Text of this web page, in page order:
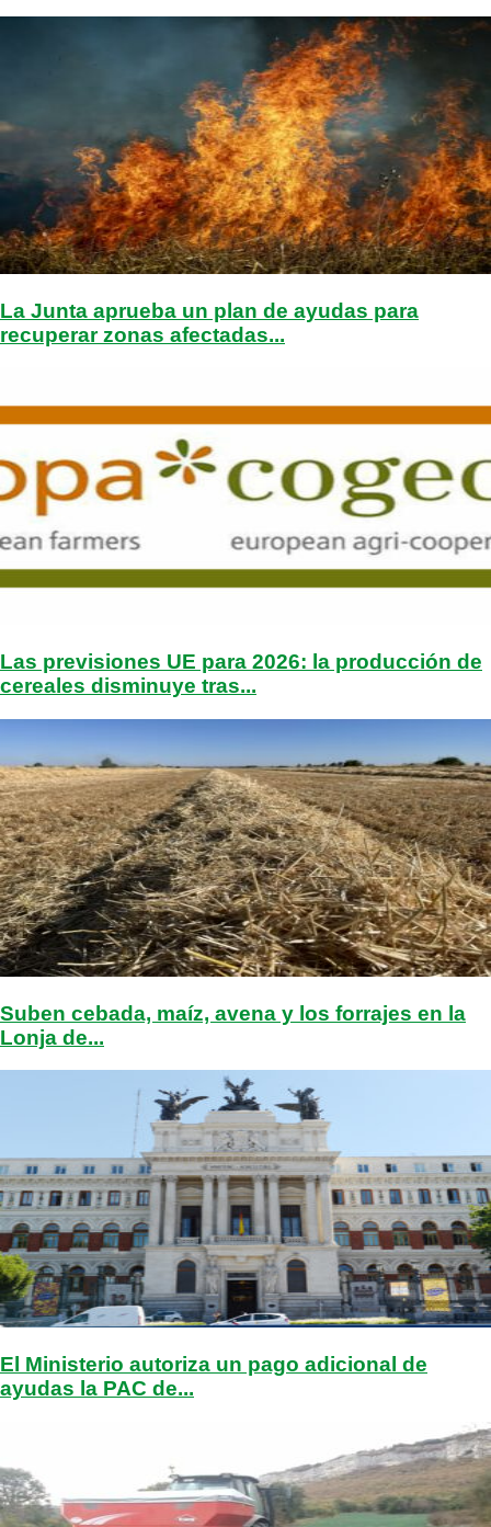
La Junta aprueba un plan de ayudas para
recuperar zonas afectadas...
Las previsiones UE para 2026: la producción de
cereales disminuye tras...
Suben cebada, maíz, avena y los forrajes en la
Lonja de...
El Ministerio autoriza un pago adicional de
ayudas la PAC de...